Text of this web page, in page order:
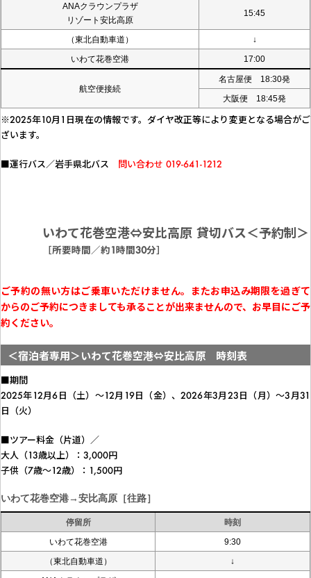
ANAクラウンプラザ
リゾート安比高原
15:45
（東北自動車道）
↓
いわて花巻空港
17:00
航空便接続
名古屋便 18:30発
大阪便 18:45発
※2025年10月1日現在の情報です。ダイヤ改正等により変更となる場合がご
ざいます。
■運行バス／岩手県北バス 問い合わせ 019-641-1212
いわて花巻空港⇔安比高原 貸切バス＜予約制＞
［所要時間／約1時間30分］
ご予約の無い方はご乗車いただけません。またお申込み期限を過ぎて
からのご予約につきましても承ることが出来ませんので、お早目にご予
約ください。
＜宿泊者専用＞いわて花巻空港⇔安比高原 時刻表
■期間
2025年12月6日（土）～12月19日（金）、2026年3月23日（月）～3月31
日（火）
■ツアー料金（片道）／
大人（13歳以上）：3,000円
子供（7歳～12歳）：1,500円
いわて花巻空港→安比高原［往路］
停留所
時刻
いわて花巻空港
9:30
（東北自動車道）
↓